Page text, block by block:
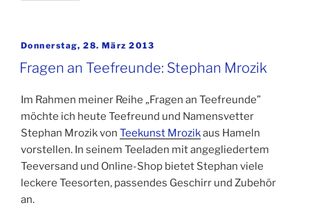
Dr.
Nadège
Le
Lan“
Veröffentlicht
Donnerstag, 28. März 2013
Fragen an Teefreunde: Stephan Mrozik
Im Rahmen meiner Reihe „Fragen an Teefreunde”
möchte ich heute Teefreund und Namensvetter
Stephan Mrozik von Teekunst Mrozikaus Hameln
vorstellen. In seinem Teeladen mit angegliedertem
Teeversand und Online-Shop bietet Stephan viele
leckere Teesorten, passendes Geschirr und Zubehör
an.